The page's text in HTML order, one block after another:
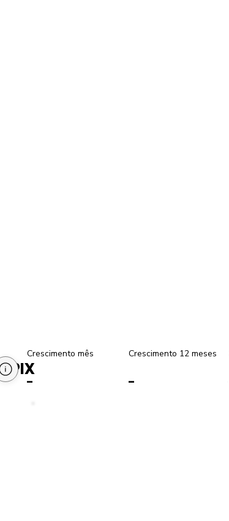
PIX
Crescimento mês Crescimento 12 meses
- -